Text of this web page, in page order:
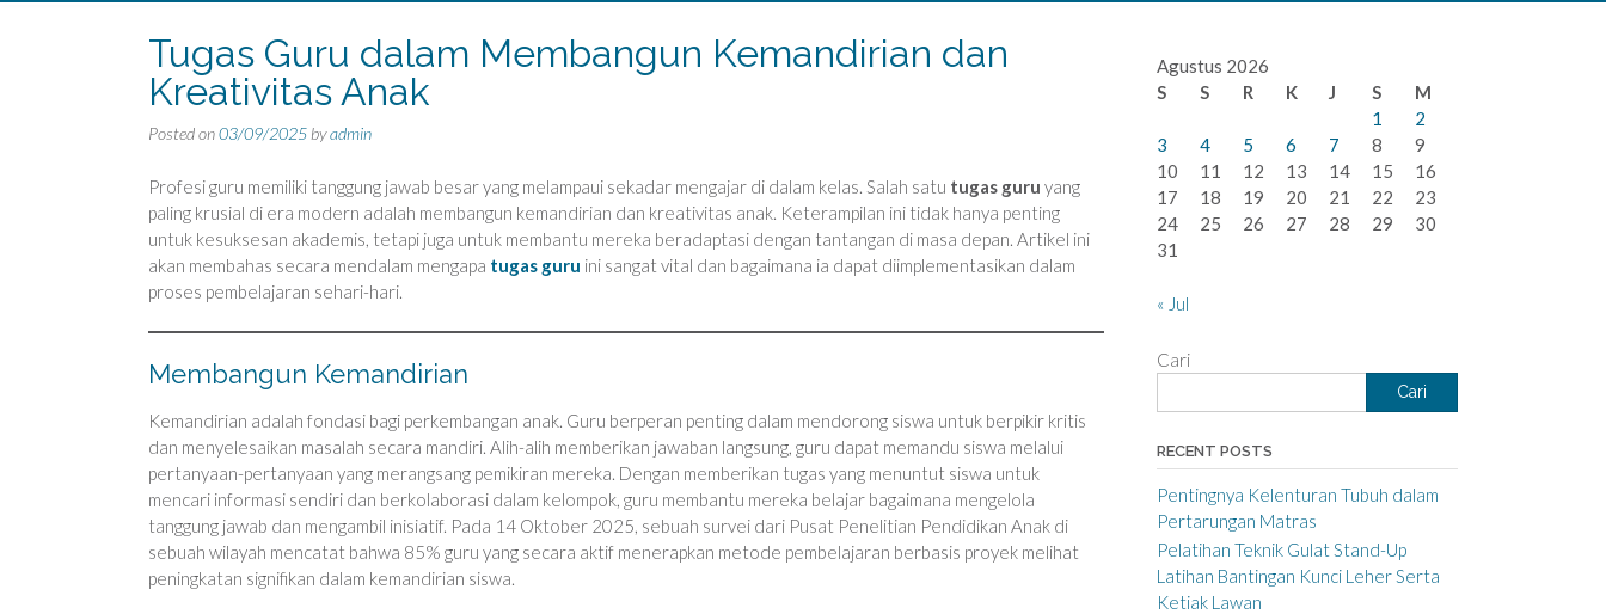
Tugas Guru dalam Membangun Kemandirian dan
Kreativitas Anak
Posted on03/09/2025 byadmin
Profesi guru memiliki tanggung jawab besar yang melampaui sekadar mengajar di dalam kelas. Salah satu tugas guru yang
paling krusial di era modern adalah membangun kemandirian dan kreativitas anak. Keterampilan ini tidak hanya penting
untuk kesuksesan akademis, tetapi juga untuk membantu mereka beradaptasi dengan tantangan di masa depan. Artikel ini
akan membahas secara mendalam mengapa tugas guru ini sangat vital dan bagaimana ia dapat diimplementasikan dalam
proses pembelajaran sehari-hari.
Membangun Kemandirian
Kemandirian adalah fondasi bagi perkembangan anak. Guru berperan penting dalam mendorong siswa untuk berpikir kritis
dan menyelesaikan masalah secara mandiri. Alih-alih memberikan jawaban langsung, guru dapat memandu siswa melalui
pertanyaan-pertanyaan yang merangsang pemikiran mereka. Dengan memberikan tugas yang menuntut siswa untuk
mencari informasi sendiri dan berkolaborasi dalam kelompok, guru membantu mereka belajar bagaimana mengelola
tanggung jawab dan mengambil inisiatif. Pada 14 Oktober 2025, sebuah survei dari Pusat Penelitian Pendidikan Anak di
sebuah wilayah mencatat bahwa 85% guru yang secara aktif menerapkan metode pembelajaran berbasis proyek melihat
peningkatan signifikan dalam kemandirian siswa.
Agustus 2026
S
S R K J S
M
1
2
3
4 5 6 7 8
9
10
11 12 13 14 15
16
17
18 19 20 21 22
23
24
25 26 27 28 29
30
31
« Jul
Cari
Cari
RECENT POSTS
Pentingnya Kelenturan Tubuh dalam
Pertarungan Matras
Pelatihan Teknik Gulat Stand-Up
Latihan Bantingan Kunci Leher Serta
Ketiak Lawan